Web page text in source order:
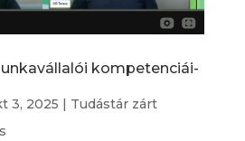
kompetenciái-
3, 2025 | Tudástár zárt